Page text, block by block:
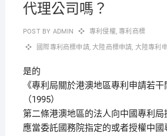
代理公司嗎？
POST BY ADMIN 專利侵權,專利商標
國際專利商標申請,大陸商標申請, 大陸專利
是的
《專利局關於港澳地區專利申請若干
（1995）
第二條港澳地區的法人向中國專利局
應當委託國務院指定的或者授權中國